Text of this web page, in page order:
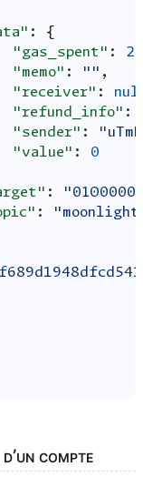
:
{
"gas_spent" :
"memo" : "" ,
"receiver" :
"refund_info" :
"sender" :
"value" :
0
:
:
compte